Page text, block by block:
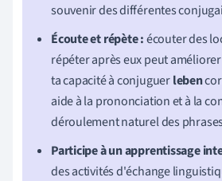
souvenir des différentes
Écoute et répète :écouter des
répéter après eux peut
ta capacité à conjuguerleben
aide à la prononciation et à la
déroulement naturel des
Participe à un apprentissage
des activités d'échange